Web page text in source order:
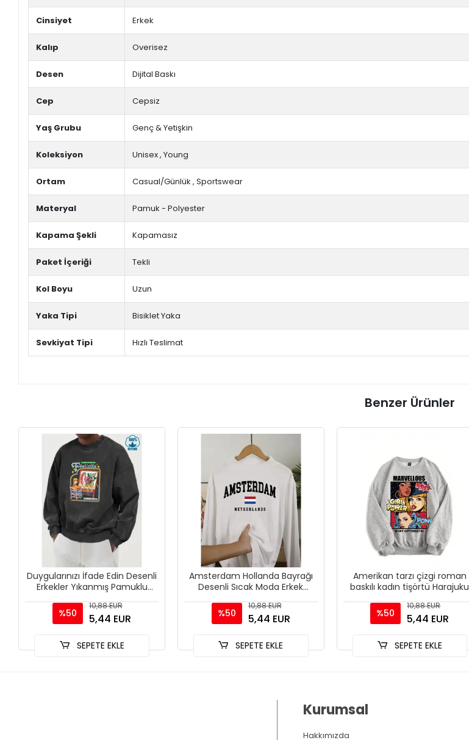
Cinsiyet Erkek
Kalıp Overisez
Desen Dijital Baskı
Cep Cepsiz
Yaş Grubu Genç & Yetişkin
Koleksiyon Unisex,Young
Ortam Casual/Günlük ,Sportswear
Materyal Pamuk - Polyester
Kapama Şekli Kapamasız
Paket İçeriği Tekli
Kol Boyu Uzun
Yaka Tipi Bisiklet Yaka
Sevkiyat Tipi Hızlı Teslimat
Benzer Ürünler
Duygularınızı İfade Edin Desenli
Erkekler Yıkanmış Pamuklu
Büyük
%50
10,88 EUR
5,44 EUR
SEPETE EKLE
Amsterdam Hollanda Bayrağı
Desenli Sıcak Moda Erkek
Tişörtü Günlük R
%50
10,88 EUR
5,44 EUR
SEPETE EKLE
Amerikan tarzı çizgi roman
baskılı kadın tişörtü Harajuku
sıcak üs
%50
10,88 EUR
5,44 EUR
SEPETE EKLE
Kurumsal
Hakkımızda